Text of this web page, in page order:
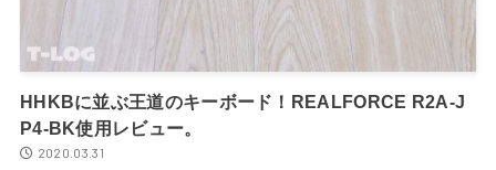
HHKBに並ぶ王道のキーボード！REALFORCE R2A-J
P4-BK使用レビュー。
2020.03.31